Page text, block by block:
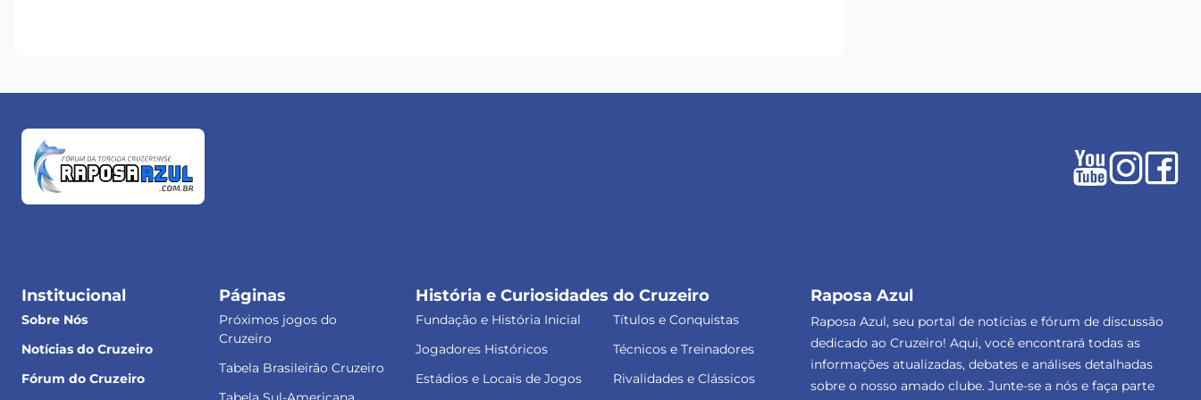
Institucional
Sobre Nós
Notícias do Cruzeiro
Fórum do Cruzeiro
Páginas
Próximos jogos do
Cruzeiro
Tabela Brasileirão Cruzeiro
História e Curiosidades do Cruzeiro
Fundação e História Inicial
Títulos e Conquistas
Jogadores Históricos
Técnicos e Treinadores
Estádios e Locais de Jogos
Rivalidades e Clássicos
Raposa Azul
Raposa Azul, seu portal de notícias e fórum de discussão
dedicado ao Cruzeiro! Aqui, você encontrará todas as
informações atualizadas, debates e análises detalhadas
sobre o nosso amado clube. Junte-se a nós e faça parte